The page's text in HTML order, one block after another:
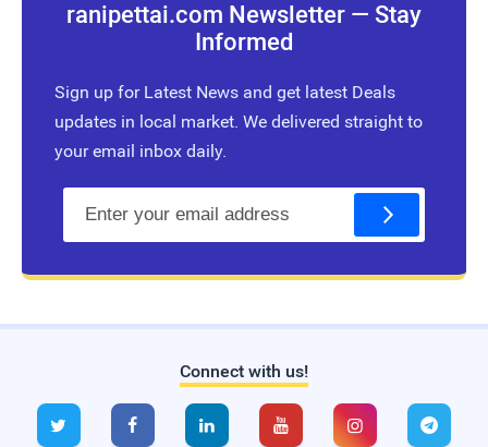
ranipettai.com Newsletter — Stay
Informed
Sign up for Latest News and get latest Deals
updates in local market. We delivered straight to
your email inbox daily.
l
Live Traffic Feed
A visitor from Delhi
viewed
Ranipettai.com | Ranipettai's Largest…
hr 27 mins ago
Connect with us!
     